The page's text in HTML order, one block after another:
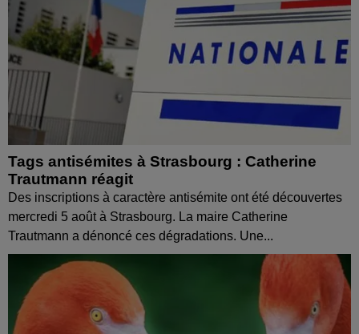
Tags antisémites à Strasbourg : Catherine
Trautmann réagit
Des inscriptions à caractère antisémite ont été découvertes
mercredi 5 août à Strasbourg. La maire Catherine
Trautmann a dénoncé ces dégradations. Une...